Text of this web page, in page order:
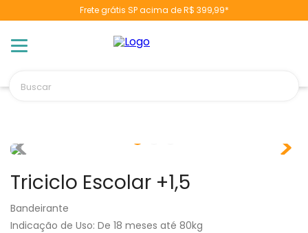
Frete grátis SP acima de R$ 399,99*
Triciclo Escolar +1,5
Bandeirante
Indicação de Uso: De 18 meses até 80kg
TERMOS MAIS BUSCADOS
º
toalha banho
6º
7º
pulla bulla
8º
poltrona
9º
cobertor manta